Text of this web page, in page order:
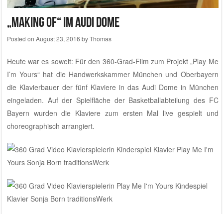
„Making Of“ im Audi Dome
Posted on August 23, 2016 byThomas
Heute war es soweit: Für den 360-Grad-Film zum Projekt „Play Me
I’m Yours“ hat die Handwerkskammer München und Oberbayern
die Klavierbauer der fünf Klaviere in das Audi Dome in München
eingeladen. Auf der Spielfläche der Basketballabteilung des FC
Bayern wurden die Klaviere zum ersten Mal live gespielt und
choreographisch arrangiert.